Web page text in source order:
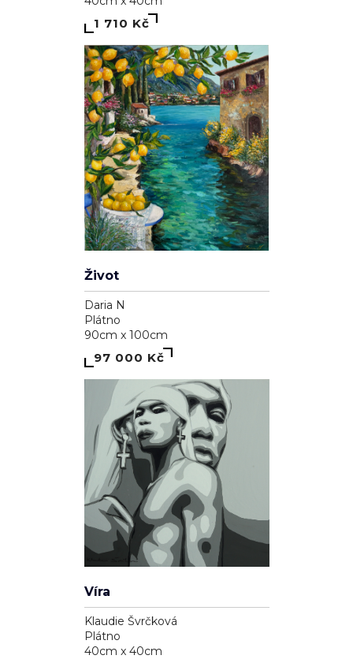
1 710 Kč
Život
Daria N
Plátno
90cm x 100cm
97 000 Kč
Víra
Klaudie Švrčková
Plátno
40cm x 40cm